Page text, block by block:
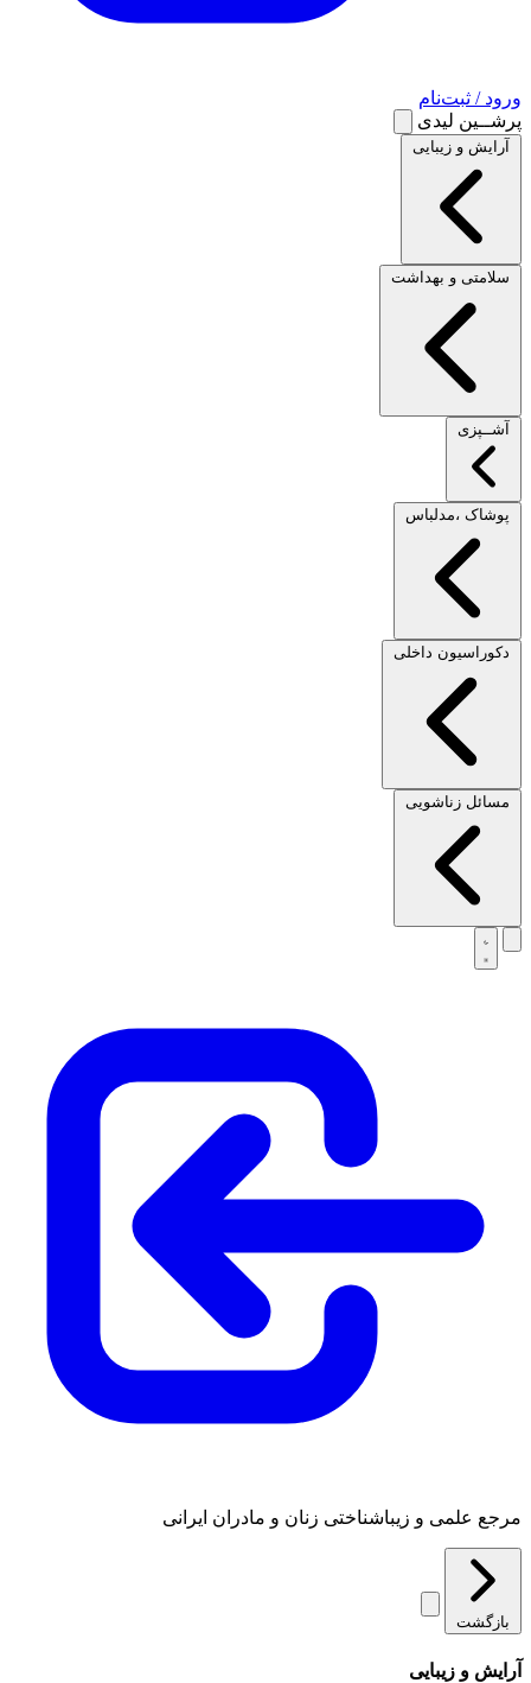
ورود / ثبت‌نام
پرشــین لیدی
آرایش و زیبایی
سلامتی و بهداشت
آشــپزی
پوشاک ،مدلباس
دکوراسیون داخلی
مسائل زناشویی
مرجع علمی و زیباشناختی زنان و مادران ایرانی
بازگشت
آرایش و زیبایی